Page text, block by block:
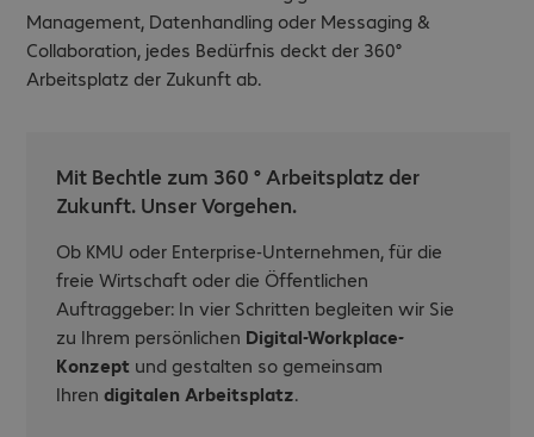
Management, Datenhandling oder Messaging &
Collaboration, jedes Bedürfnis deckt der 360°
Arbeitsplatz der Zukunft ab.
Mit Bechtle zum 360 ° Arbeitsplatz der
Zukunft. Unser Vorgehen.
Ob KMU oder Enterprise-Unternehmen, für die
freie Wirtschaft oder die Öffentlichen
Auftraggeber: In vier Schritten begleiten wir Sie
zu Ihrem persönlichen Digital-Workplace-
Konzept und gestalten so gemeinsam
Ihren digitalen Arbeitsplatz.